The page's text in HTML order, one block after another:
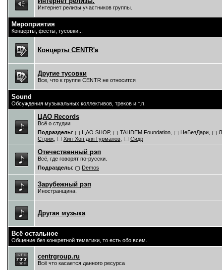
Интернет релизы участников группы.
Мероприятия
Концерты, фесты, тусовки...
Концерты CENTR'a
Другие тусовки
Все, что к группе CENTR не относится
Sound
Обсуждения музыкальных коллективов, треков и т.п.
ЦAO Records
Всё о студии
Подразделы: ЦАО SHOP, TAHDEM Foundation НеБезДари
Стриж
Хип-Хоп для Гурманов Сидр
Отечественный рэп
Всё, где говорят по-русски.
Подразделы: Demos
Зарубежный рэп
Иностранщина.
Другая музыка
Всё остальное
Общение без конкретной тематики, то есть обо всем.
centrgroup.ru
Всё что касается данного ресурса